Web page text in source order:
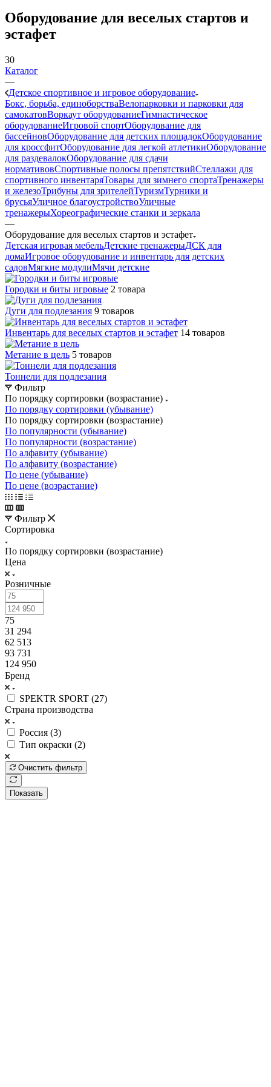
Оборудование для веселых стартов и
эстафет
30
Каталог
—
Детское спортивное и игровое оборудование
Бокс, борьба, единоборстваВелопарковки и парковки для
самокатовВоркаут оборудованиеГимнастическое
оборудованиеИгровой спортОборудование для
бассейновОборудование для детских площадокОборудование
для кроссфитОборудование для легкой атлетикиОборудование
для раздевалокОборудование для сдачи
нормативовСпортивные полосы препятствийСтеллажи для
спортивного инвентаряТовары для зимнего спортаТренажеры
и железоТрибуны для зрителейТуризмТурники и
брусьяУличное благоустройствоУличные
тренажерыХореографические станки и зеркала
—
Оборудование для веселых стартов и эстафет
Детская игровая мебельДетские тренажерыДСК для
домаИгровое оборудование и инвентарь для детских
садовМягкие модулиМячи детские
Городки и биты игровые 2 товара
Дуги для подлезания 9 товаров
Инвентарь для веселых стартов и эстафет 14 товаров
Метание в цель 5 товаров
Тоннели для подлезания
Фильтр
По порядку сортировки (возрастание)
По порядку сортировки (убывание)
По порядку сортировки (возрастание)
По популярности (убывание)
По популярности (возрастание)
По алфавиту (убывание)
По алфавиту (возрастание)
По цене (убывание)
По цене (возрастание)
Фильтр
Сортировка
По порядку сортировки (возрастание)
Цена
Розничные
75
31 294
62 513
93 731
124 950
Бренд
SPEKTR SPORT (27)
Страна производства
Россия (3)
Тип окраски (2)
Очистить фильтр
Показать